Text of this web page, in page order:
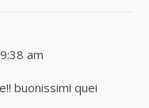
am
buonissimi quei